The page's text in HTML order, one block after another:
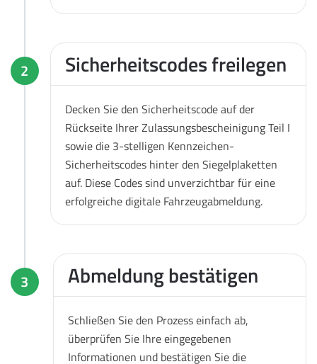
2 Sicherheitscodes freilegen
Decken Sie den Sicherheitscode auf der
Rückseite Ihrer Zulassungsbescheinigung Teil I
sowie die 3-stelligen Kennzeichen-
Sicherheitscodes hinter den Siegelplaketten
auf. Diese Codes sind unverzichtbar für eine
erfolgreiche digitale Fahrzeugabmeldung.
3 Abmeldung bestätigen
Schließen Sie den Prozess einfach ab,
überprüfen Sie Ihre eingegebenen
Informationen und bestätigen Sie die